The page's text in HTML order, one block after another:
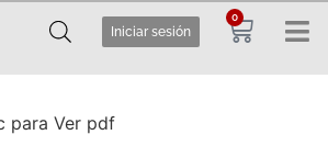
Iniciar sesión
0
para Ver pdf